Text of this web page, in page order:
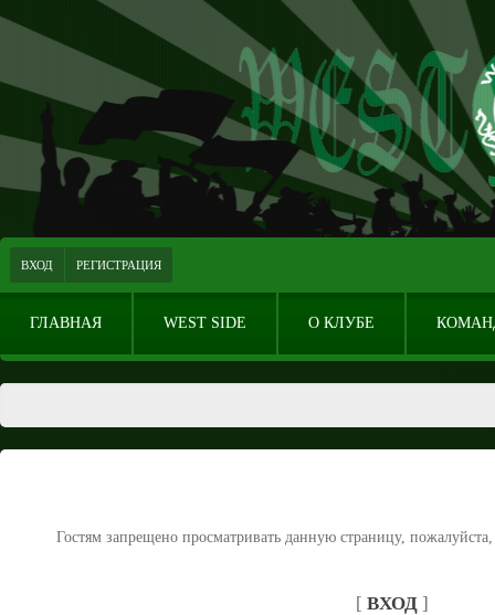
ВХОД РЕГИСТРАЦИЯ
ГЛАВНАЯ WEST SIDE О КЛУБЕ
Гостям запрещено просматривать данную страницу,
[ ВХОД ]